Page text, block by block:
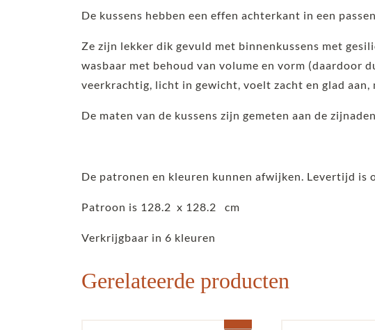
De kussens hebben een effen achterkant in een
Ze zijn lekker dik gevuld met binnenkussens met
wasbaar met behoud van volume en vorm (daardoor
veerkrachtig, licht in gewicht, voelt zacht en glad aan,
De maten van de kussens zijn gemeten aan de
De patronen en kleuren kunnen afwijken. Levertijd is
Patroon is 128.2 x 128.2 cm
Verkrijgbaar in 6 kleuren
Gerelateerde producten